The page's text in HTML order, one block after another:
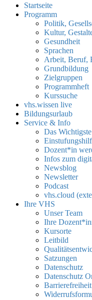
Startseite
Programm
Politik,
Kultur,
Gesundheit
Sprachen
Arbeit, Beruf,
Grundbildung
Zielgruppen
Programmheft
Kurssuche
vhs.wissen live
Bildungsurlaub
Service & Info
Das
Dozent*in
Infos zum
Newsblog
Newsletter
Podcast
vhs.cloud
Ihre VHS
Unser Team
Ihre
Kursorte
Leitbild
Satzungen
Datenschutz
Datenschutz
Barrierefreiheit